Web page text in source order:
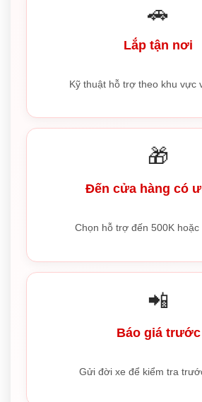
🚗
Lắp tận nơi
Kỹ thuật hỗ trợ theo khu vực
🎁
Đến cửa hàng có
Chọn hỗ trợ đến 500K hoặc
📲
Báo giá trước
Gửi đời xe để kiểm tra